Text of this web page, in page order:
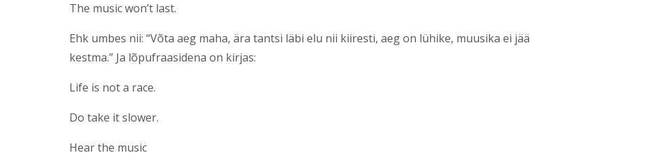
The music won’t last.
Ehk umbes nii: “Võta aeg maha, ära tantsi läbi elu nii kiiresti, aeg on lühike, muusika ei jää
kestma.” Ja lõpufraasidena on kirjas:
Life is not a race.
Do take it slower.
Hear the music